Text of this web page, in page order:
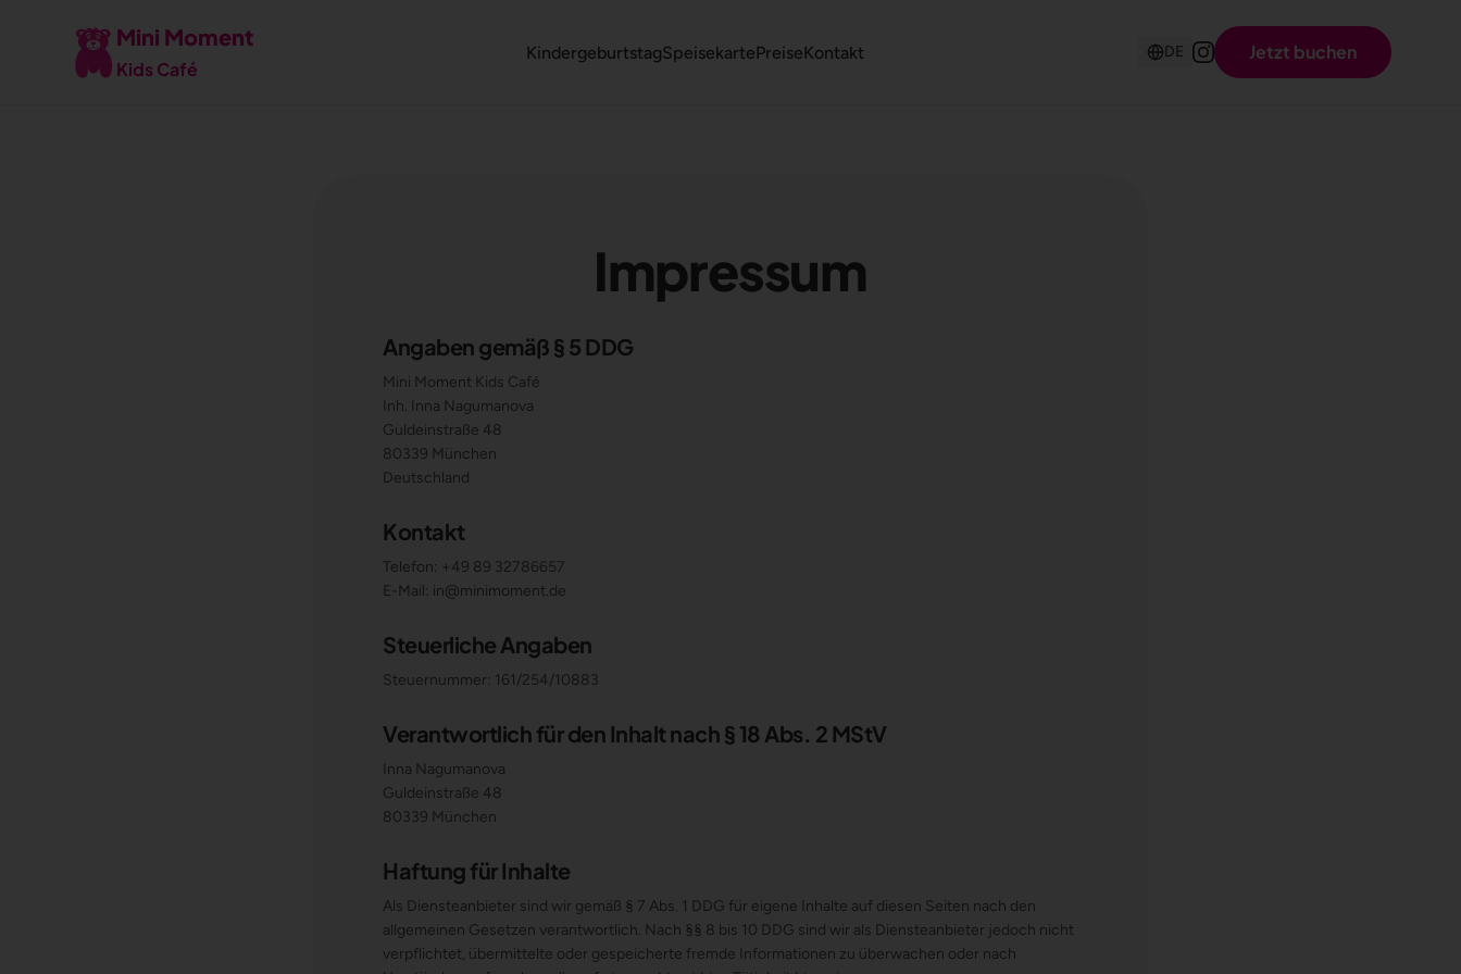
Mini Moment
Kids Café
KindergeburtstagSpeisekartePreiseKontakt DE Jetzt buchen
Impressum
Angaben gemäß § 5 DDG
Mini Moment Kids Café
Inh. Inna Nagumanova
Guldeinstraße 48
80339 München
Deutschland
Kontakt
Telefon: +49 89 32786657
E-Mail: in@minimoment.de
Steuerliche Angaben
Steuernummer: 161/254/10883
Verantwortlich für den Inhalt nach § 18 Abs. 2 MStV
Inna Nagumanova
Guldeinstraße 48
80339 München
Haftung für Inhalte
Als Diensteanbieter sind wir gemäß § 7 Abs. 1 DDG für eigene Inhalte auf diesen Seiten nach den
allgemeinen Gesetzen verantwortlich. Nach §§ 8 bis 10 DDG sind wir als Diensteanbieter jedoch nicht
verpflichtet, übermittelte oder gespeicherte fremde Informationen zu überwachen oder nach